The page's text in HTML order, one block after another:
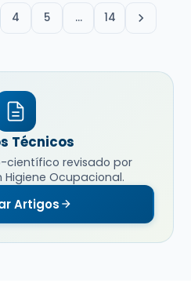
4 5 … 14
Técnicos
científico revisado por
Ocupacional.
Artigos